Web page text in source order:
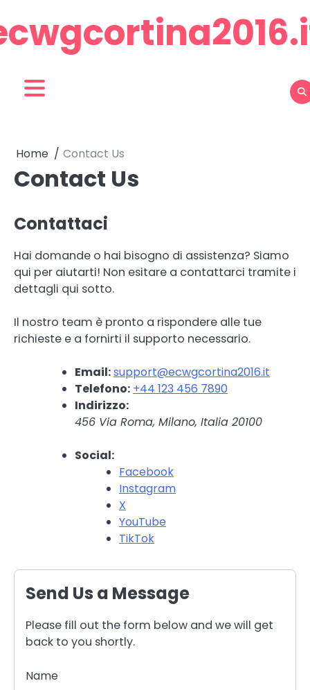
to
content
Home Contact Us
Contact Us
Contattaci
Hai domande o hai bisogno di assistenza? Siamo
qui per aiutarti! Non esitare a contattarci tramite i
dettagli qui sotto.
Il nostro team è pronto a rispondere alle tue
richieste e a fornirti il supporto necessario.
Email:support@ecwgcortina2016.it
Telefono: +44 123 456 7890
Indirizzo:
456 Via Roma, Milano, Italia 20100
Social:
Facebook
Instagram
X
YouTube
TikTok
Send Us a Message
Please fill out the form below and we will get
back to you shortly.
Name